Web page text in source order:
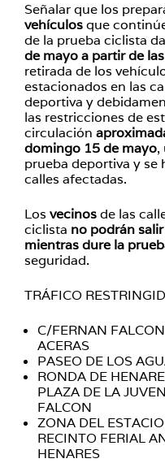
Señalar que los
vehículosque
de la prueba ciclista
de mayo a partir de
retirada de los
estacionados en las
deportiva y
las restricciones de
circulación
domingo 15 de mayo,
prueba deportiva y se
calles afectadas.
Los vecinosde las
ciclista no podrán
mientras dure la
seguridad.
TRÁFICO
C/FERNAN
ACERAS
PASEO DE LOS
RONDA DE
PLAZA DE LA
FALCON
ZONA DEL
RECINTO FERIAL
HENARES